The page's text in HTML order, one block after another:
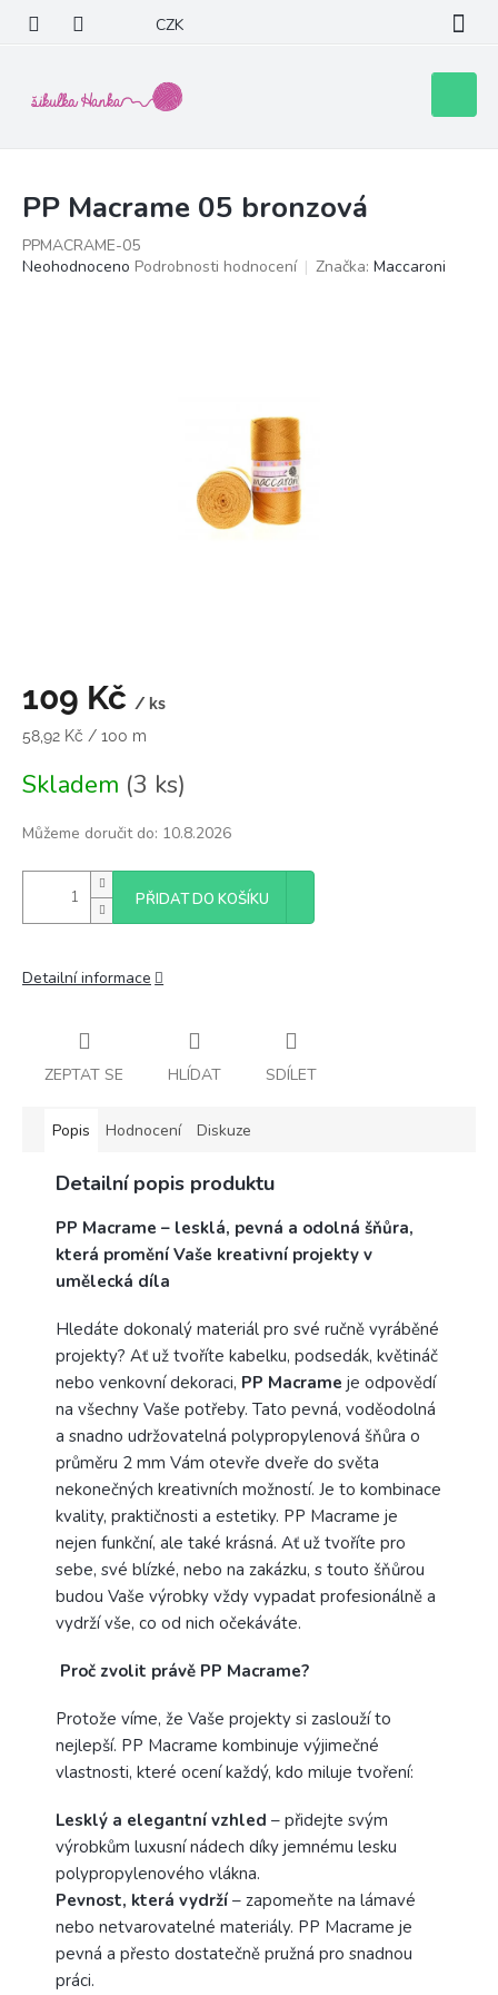
obsah
CZK
košík
PP Macrame 05 bronzová
PPMACRAME-05
Průměrné
Neohodnoceno Podrobnosti hodnocení Značka: Maccaroni
109 Kč / ks
Měrná
58,92 Kč / 100 m
Skladem (3 ks)
Můžeme doručit do: 10.8.2026
PŘIDAT DO KOŠÍKU
Detailní informace
ZEPTAT SE HLÍDAT SDÍLET
Popis Hodnocení Diskuze
Detailní popis produktu
PP Macrame – lesklá, pevná a odolná šňůra,
která promění Vaše kreativní projekty v
umělecká díla
Hledáte dokonalý materiál pro své ručně vyráběné
projekty? Ať už tvoříte kabelku, podsedák, květináč
nebo venkovní dekoraci, PP Macrame je odpovědí
na všechny Vaše potřeby. Tato pevná, voděodolná
a snadno udržovatelná polypropylenová šňůra o
průměru 2 mm Vám otevře dveře do světa
nekonečných kreativních možností. Je to kombinace
kvality, praktičnosti a estetiky. PP Macrame je
nejen funkční, ale také krásná. Ať už tvoříte pro
sebe, své blízké, nebo na zakázku, s touto šňůrou
budou Vaše výrobky vždy vypadat profesionálně a
vydrží vše, co od nich očekáváte.
Proč zvolit právě PP Macrame?
Protože víme, že Vaše projekty si zaslouží to
nejlepší. PP Macrame kombinuje výjimečné
vlastnosti, které ocení každý, kdo miluje tvoření:
Lesklý a elegantní vzhled – přidejte svým
výrobkům luxusní nádech díky jemnému lesku
polypropylenového vlákna.
Pevnost, která vydrží – zapomeňte na lámavé
nebo netvarovatelné materiály. PP Macrame je
pevná a přesto dostatečně pružná pro snadnou
práci.